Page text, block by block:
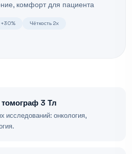
комфорт для пациента
+30% Чёткость 2x
3 Тл
исследований: онкология,